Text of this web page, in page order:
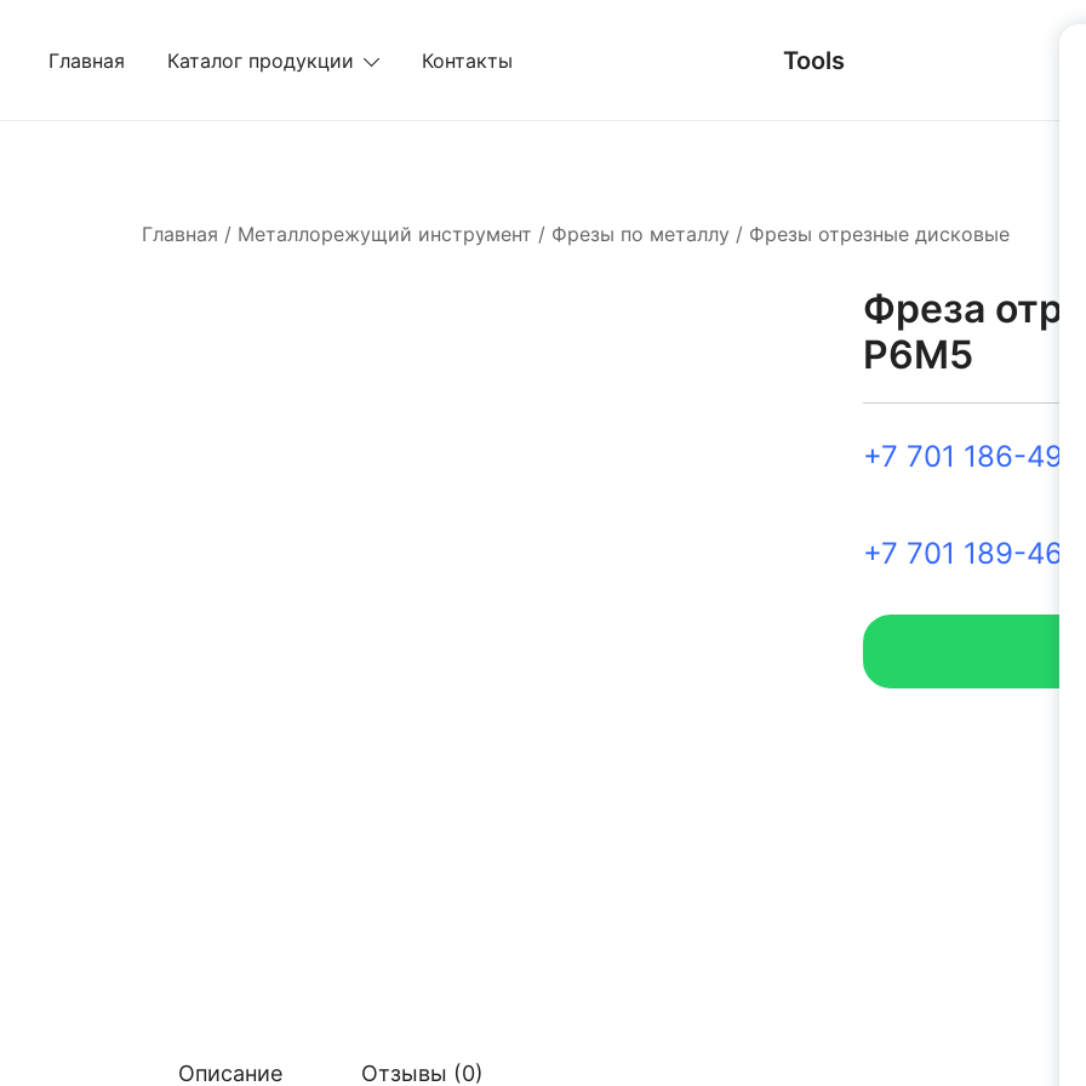
Главная Каталог продукции Контакты Tools
Главная / Металлорежущий инструмент / Фрезы по металлу / Фрезы отрезные дисковые
Фреза
Р6М5
+7 701 186-49-
+7 701 189-46-
Описание Отзывы (0)